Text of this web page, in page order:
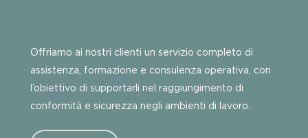
Offriamo ai nostri clienti un servizio completo di
assistenza, formazione e consulenza operativa, con
l’obiettivo di supportarli nel raggiungimento di
conformità e sicurezza negli ambienti di lavoro.